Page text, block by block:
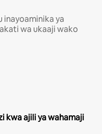
inayoaminika ya
wa ukaaji wako
kwa ajili ya wahamaji